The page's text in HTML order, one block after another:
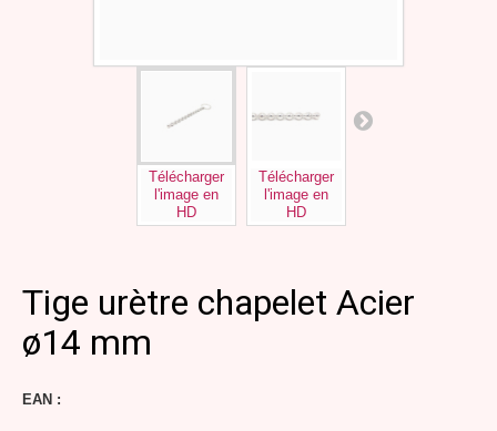
Télécharger
l'image en
HD
Télécharger
l'image en
HD
Tige urètre chapelet Acier
ø14 mm
EAN :